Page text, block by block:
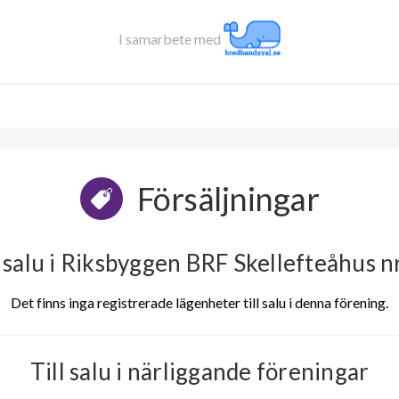
I samarbete med
Försäljningar
i Riksbyggen BRF Skellefteåhus
Det finns inga registrerade lägenheter till salu i denna förening.
Till salu i närliggande föreningar